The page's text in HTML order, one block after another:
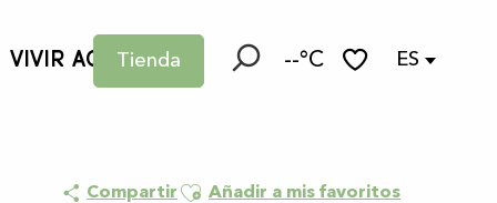
Tienda --°C ES
VIVIR AQUÍ
Compartir Ajouter aux favoris
Añadir a mis favoritos